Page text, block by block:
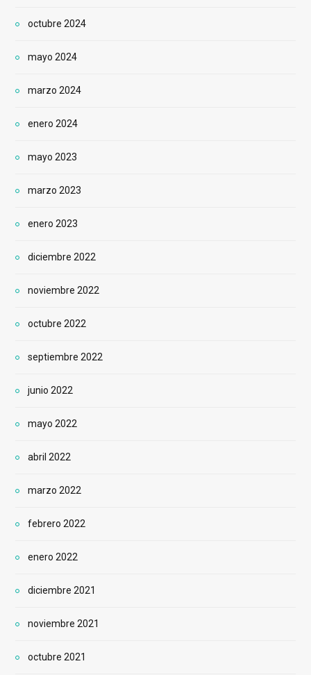
octubre 2024
mayo 2024
marzo 2024
enero 2024
mayo 2023
marzo 2023
enero 2023
diciembre 2022
noviembre 2022
octubre 2022
septiembre 2022
junio 2022
mayo 2022
abril 2022
marzo 2022
febrero 2022
enero 2022
diciembre 2021
noviembre 2021
octubre 2021